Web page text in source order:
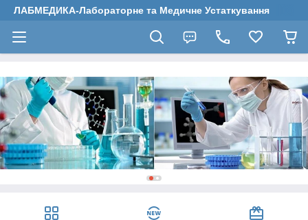
ЛАБМЕДИКА-Лабораторне та Медичне Устаткування